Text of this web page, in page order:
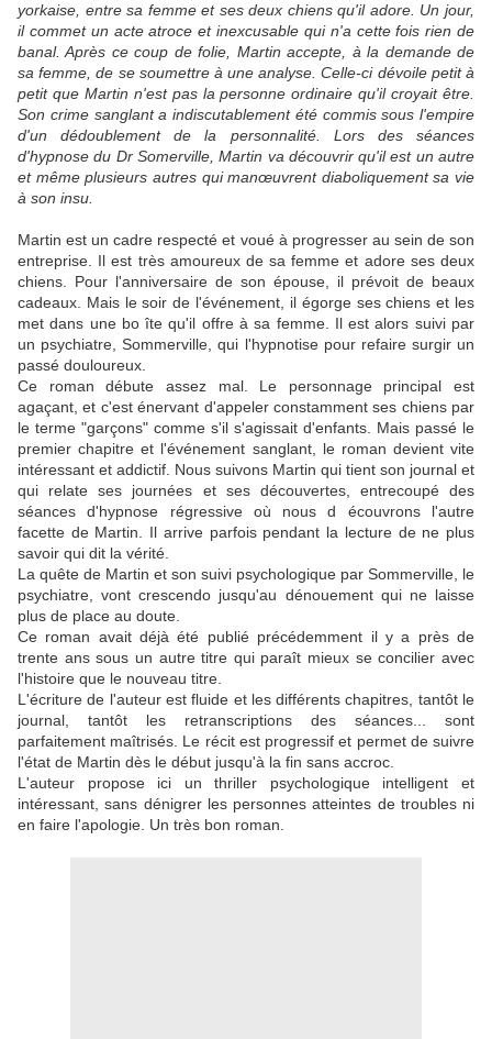
yorkaise, entre sa femme et ses deux chiens qu'il adore. Un jour,
il commet un acte atroce et inexcusable qui n'a cette fois rien de
banal. Après ce coup de folie, Martin accepte, à la demande de
sa femme, de se soumettre à une analyse. Celle-ci dévoile petit à
petit que Martin n'est pas la personne ordinaire qu'il croyait être.
Son crime sanglant a indiscutablement été commis sous l'empire
d'un dédoublement de la personnalité. Lors des séances
d'hypnose du Dr Somerville, Martin va découvrir qu'il est un autre
et même plusieurs autres qui manœuvrent diaboliquement sa vie
à son insu.
Martin est un cadre respecté et voué à progresser au sein de son
entreprise. Il est très amoureux de sa femme et adore ses deux
chiens. Pour l'anniversaire de son épouse, il prévoit de beaux
cadeaux. Mais le soir de l'événement, il égorge ses chiens et les
met dans une bo îte qu'il offre à sa femme. Il est alors suivi par
un psychiatre, Sommerville, qui l'hypnotise pour refaire surgir un
passé douloureux.
Ce roman débute assez mal. Le personnage principal est
agaçant, et c'est énervant d'appeler constamment ses chiens par
le terme "garçons" comme s'il s'agissait d'enfants. Mais passé le
premier chapitre et l'événement sanglant, le roman devient vite
intéressant et addictif. Nous suivons Martin qui tient son journal et
qui relate ses journées et ses découvertes, entrecoupé des
séances d'hypnose régressive où nous d écouvrons l'autre
facette de Martin. Il arrive parfois pendant la lecture de ne plus
savoir qui dit la vérité.
La quête de Martin et son suivi psychologique par Sommerville, le
psychiatre, vont crescendo jusqu'au dénouement qui ne laisse
plus de place au doute.
Ce roman avait déjà été publié précédemment il y a près de
trente ans sous un autre titre qui paraît mieux se concilier avec
l'histoire que le nouveau titre.
L'écriture de l'auteur est fluide et les différents chapitres, tantôt le
journal, tantôt les retranscriptions des séances... sont
parfaitement maîtrisés. Le récit est progressif et permet de suivre
l'état de Martin dès le début jusqu'à la fin sans accroc.
L'auteur propose ici un thriller psychologique intelligent et
intéressant, sans dénigrer les personnes atteintes de troubles ni
en faire l'apologie. Un très bon roman.